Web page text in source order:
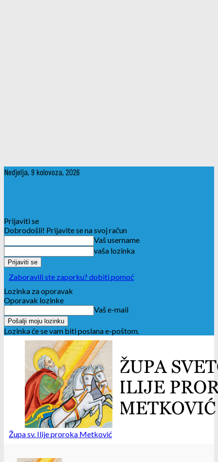
Nedjelja, 9 kolovoza, 2026
Prijaviti se
Dobrodošli! Prijavite se na svoj račun
Vaš username
vaša lozinka
Zaboravili ste zaporku? dobiti pomoć
Lozinka za oporavak
Oporavak lozinke
Vaš e-mail
Lozinka će se vam biti poslana e-poštom.
Župa sv. Ilije proroka Metković